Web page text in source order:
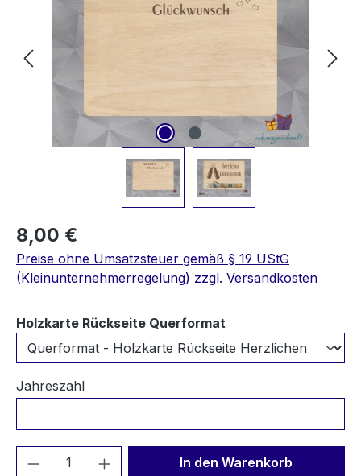
8,00 €
Preise ohne Umsatzsteuer gemäß § 19 UStG
(Kleinunternehmerregelung) zzgl. Versandkosten
Holzkarte Rückseite Querformat
Jahreszahl
Produkt Anzahl: Gib denIn den Warenkorb